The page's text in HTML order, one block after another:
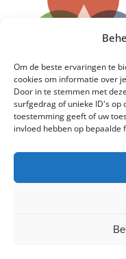
Om de beste ervaringen te
cookies om informatie over
Door in te stemmen met
surfgedrag of unieke ID's op
toestemming geeft of uw
invloed hebben op bepaalde